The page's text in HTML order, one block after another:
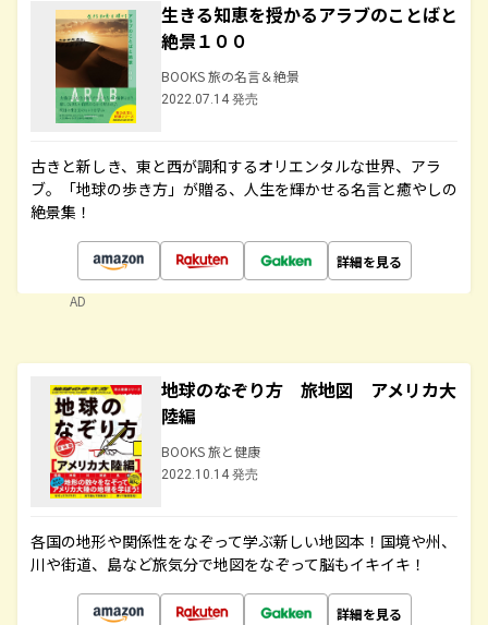
生きる知恵を授かるアラブのことばと
絶景１００
BOOKS 旅の名言＆絶景
2022.07.14 発売
古きと新しき、東と西が調和するオリエンタルな世界、アラ
ブ。「地球の歩き方」が贈る、人生を輝かせる名言と癒やしの
絶景集！
詳細を見る
AD
地球のなぞり方 旅地図 アメリカ大
陸編
BOOKS 旅と健康
2022.10.14 発売
各国の地形や関係性をなぞって学ぶ新しい地図本！国境や州、
川や街道、島など旅気分で地図をなぞって脳もイキイキ！
詳細を見る